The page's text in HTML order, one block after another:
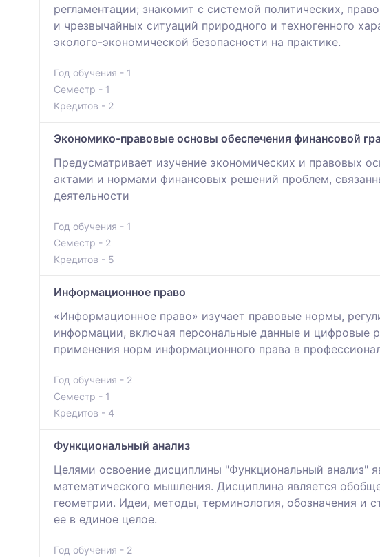
регламентации; знакомит с системой политических,
и чрезвычайных ситуаций природного и техногенного
эколого-экономической безопасности на практике.
Год обучения - 1
Семестр - 1
Кредитов - 2
Экономико-правовые основы обеспечения финансовой
Предусматривает изучение экономических и правовых
актами и нормами финансовых решений проблем,
деятельности
Год обучения - 1
Семестр - 2
Кредитов - 5
Информационное право
«Информационное право» изучает правовые нормы,
информации, включая персональные данные и цифровые
применения норм информационного права в
Год обучения - 2
Семестр - 1
Кредитов - 4
Функциональный анализ
Целями освоение дисциплины "Функциональный анализ"
математического мышления. Дисциплина является
геометрии. Идеи, методы, терминология, обозначения и
ее в единое целое.
Год обучения - 2